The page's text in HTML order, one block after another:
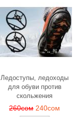
Ледоступы, ледоходы
для обуви против
скольжения
260сом 240сом